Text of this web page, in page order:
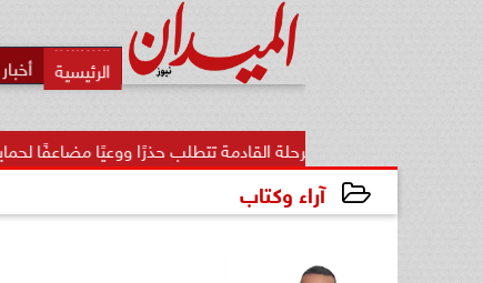
المرحلة القادمة تتطلب حذرًا ووعيًا مضاعفًا لحماية الأمن...
آراء وكتاب